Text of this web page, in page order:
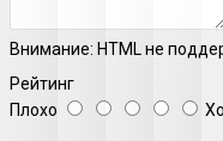
Внимание: HTML не
Рейтинг
Плохо